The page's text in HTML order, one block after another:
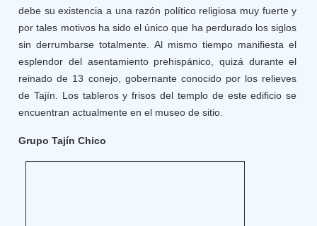
debe su existencia a una razón político religiosa muy fuerte y
por tales motivos ha sido el único que ha perdurado los siglos
sin derrumbarse totalmente. Al mismo tiempo manifiesta el
esplendor del asentamiento prehispánico, quizá durante el
reinado de 13 conejo, gobernante conocido por los relieves
de Tajín. Los tableros y frisos del templo de este edificio se
encuentran actualmente en el museo de sitio.
Grupo Tajín Chico